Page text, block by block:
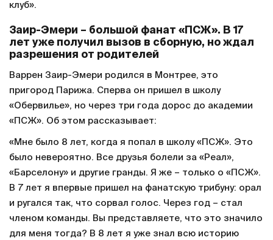
клуб».
Заир-Эмери – большой фанат «ПСЖ». В 17
лет уже получил вызов в сборную, но ждал
разрешения от родителей
Варрен Заир-Эмери родился в Монтрее, это
пригород Парижа. Сперва он пришел в школу
«Обервилье», но через три года дорос до академии
«ПСЖ». Об этом рассказывает:
«Мне было 8 лет, когда я попал в школу «ПСЖ». Это
было невероятно. Все друзья болели за «Реал»,
«Барселону» и другие гранды. Я же – только о «ПСЖ».
В 7 лет я впервые пришел на фанатскую трибуну: орал
и ругался так, что сорвал голос. Через год – стал
членом команды. Вы представляете, что это значило
для меня тогда? В 8 лет я уже знал всю историю